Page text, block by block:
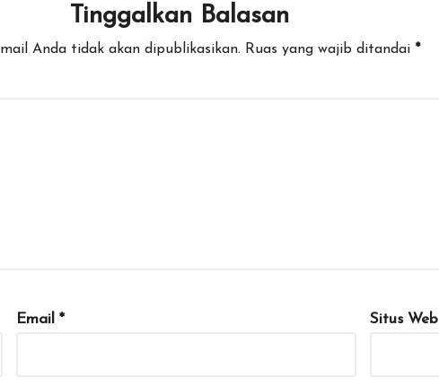
Tinggalkan Balasan
Anda tidak akan dipublikasikan. Ruas yang wajib ditandai *
Email * Situs Web